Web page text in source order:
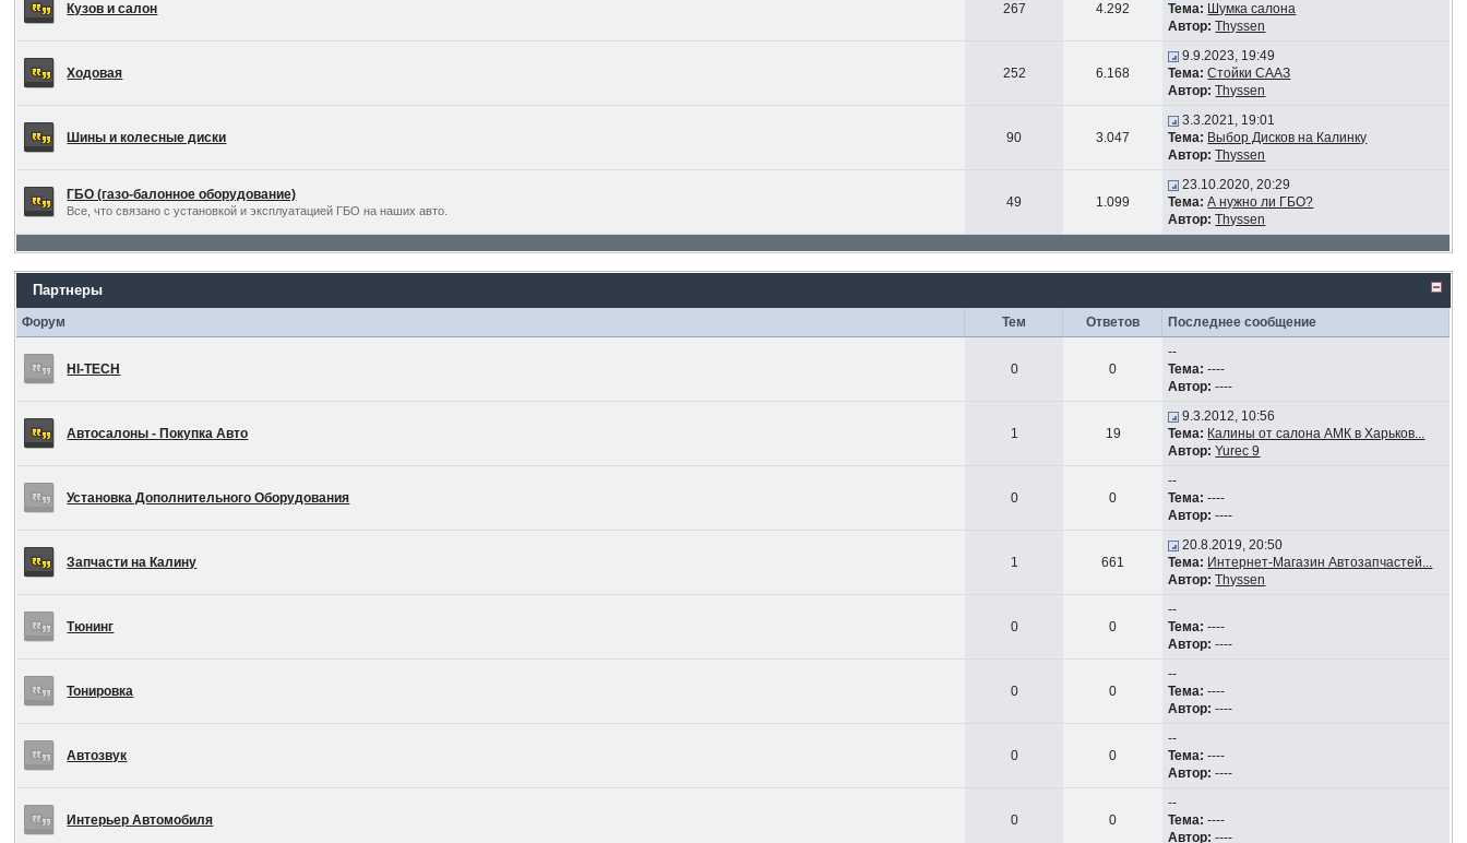
Кузов и салон 267 4.292
Тема: Шумка салона
Автор: Thyssen
Ходовая 252 6.168
9.9.2023, 19:49
Тема: Стойки СААЗ
Автор: Thyssen
Шины и колесные диски 90 3.047
3.3.2021, 19:01
Тема: Выбор Дисков на Калинку
Автор: Thyssen
ГБО (газо-балонное оборудование)
Все, что связано с установкой и эксплуатацией ГБО на наших авто.
49 1.099
23.10.2020, 20:29
Тема: А нужно ли ГБО?
Автор: Thyssen
Партнеры
Форум Тем Ответов Последнее сообщение
HI-TECH 0 0
--
Тема: ----
Автор: ----
Автосалоны - Покупка Авто 1 19
9.3.2012, 10:56
Тема: Калины от салона АМК в Харьков...
Автор: Yurec 9
Установка Дополнительного Оборудования 0 0
--
Тема: ----
Автор: ----
Запчасти на Калину 1 661
20.8.2019, 20:50
Тема: Интернет-Магазин Автозапчастей...
Автор: Thyssen
Тюнинг 0 0
--
Тема: ----
Автор: ----
Тонировка 0 0
--
Тема: ----
Автор: ----
Автозвук 0 0
--
Тема: ----
Автор: ----
Интерьер Автомобиля 0 0
--
Тема: ----
Автор: ----